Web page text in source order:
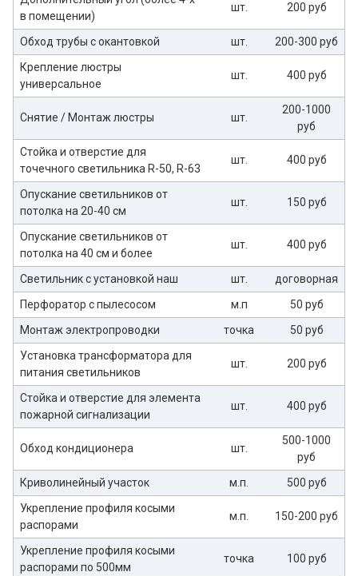
в помещении)
шт. 200 руб
Обход трубы с окантовкой шт.
200-300 руб
Крепление люстры
универсальное
шт. 400 руб
Снятие / Монтаж люстры шт.
200-1000
руб
Стойка и отверстие для
точечного светильника R-50, R-63
шт. 400 руб
Опускание светильников от
потолка на 20-40 см
шт. 150 руб
Опускание светильников от
потолка на 40 см и более
шт. 400 руб
Светильник с установкой наш шт.
договорная
Перфоратор с пылесосом
м.п
50 руб
Монтаж электропроводки
точка
50 руб
Установка трансформатора для
питания светильников
шт. 200 руб
Стойка и отверстие для элемента
пожарной сигнализации
шт. 400 руб
Обход кондиционера шт.
500-1000
руб
Криволинейный участок
м.п.
500 руб
Укрепление профиля косыми
распорами
м.п. 150-200 руб
Укрепление профиля косыми
распорами по 500мм
точка 100 руб